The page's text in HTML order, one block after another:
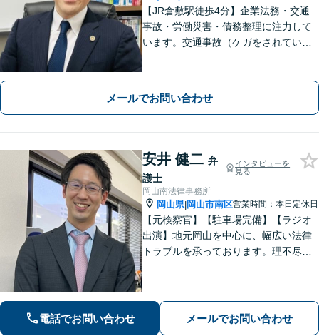
【JR倉敷駅徒歩4分】企業法務・交通
事故・労働災害・債務整理に注力して
います。交通事故（ケガをされている
無料です。
メールでお問い合わせ
安井 健二 弁
護士
インタビューを
見る
岡山南法律事務所
岡山県|岡山市南区営業時間：本日定休日
【元検察官】【駐車場完備】【ラジオ
出演】地元岡山を中心に、幅広い法律
トラブルを承っております。理不尽な
にご相談ください【WEB面談｜夜間面
談可】
電話でお問い合わせ メールでお問い合わせ